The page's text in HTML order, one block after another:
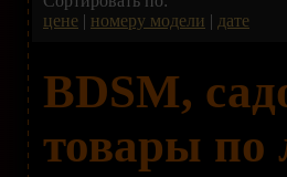
цене | номеру модели | дате
BDSM,
товары по